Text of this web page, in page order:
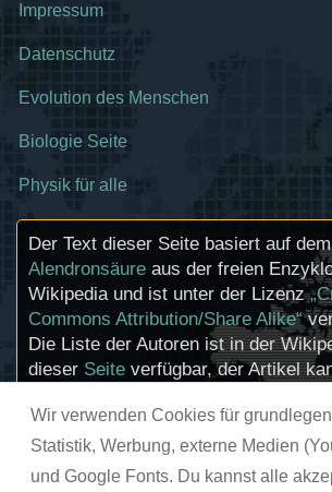
Wir verwenden Cookies für
Statistik, Werbung, externe Medien
und Google Fonts. Du kannst alle
Impressum
Datenschutz
Evolution des Menschen
Biologie Seite
Physik für alle
Der Text dieser Seite basiert auf
Alendronsäure aus der freien
Wikipedia und ist unter der Lizenz
Commons Attribution/Share Alike“
Die Liste der Autoren ist in der
dieser Seite verfügbar, der Artikel
Urhebern und zum Lizenzstatus
Mediendateien (etwa Bilder oder
im Regelfall durch Anklicken dieser